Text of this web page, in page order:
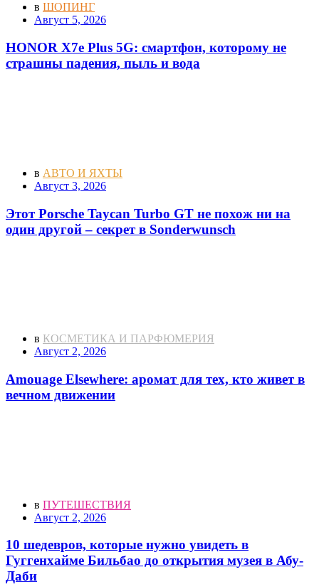
в ШОПИНГ
Август 5, 2026
HONOR X7e Plus 5G: смартфон, которому не
страшны падения, пыль и вода
в АВТО И ЯХТЫ
Август 3, 2026
Этот Porsche Taycan Turbo GT не похож ни на
один другой – секрет в Sonderwunsch
в КОСМЕТИКА И ПАРФЮМЕРИЯ
Август 2, 2026
Amouage Elsewhere: аромат для тех, кто живет в
вечном движении
в ПУТЕШЕСТВИЯ
Август 2, 2026
10 шедевров, которые нужно увидеть в
Гуггенхайме Бильбао до открытия музея в Абу-
Даби